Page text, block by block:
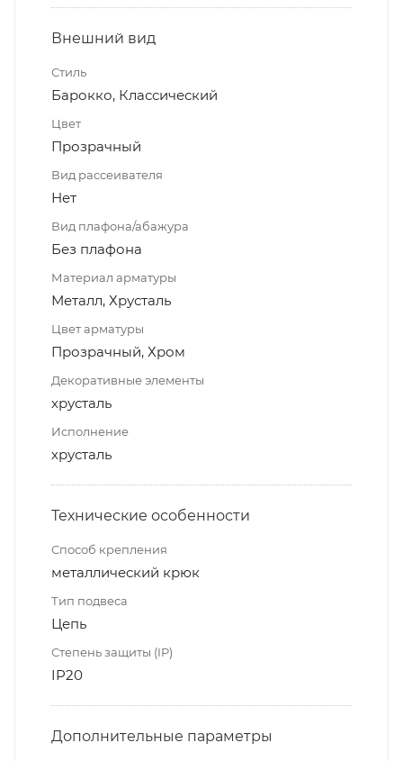
Внешний вид
Стиль
Барокко, Классический
Цвет
Прозрачный
Вид рассеивателя
Нет
Вид плафона/абажура
Без плафона
Материал арматуры
Металл, Хрусталь
Цвет арматуры
Прозрачный, Хром
Декоративные элементы
хрусталь
Исполнение
хрусталь
Технические особенности
Способ крепления
металлический крюк
Тип подвеса
Цепь
Степень защиты (IP)
IP20
Дополнительные параметры